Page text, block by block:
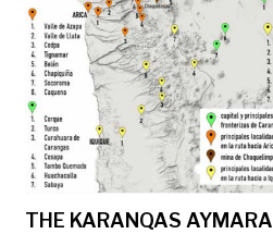
THE KARANQAS AYMARA